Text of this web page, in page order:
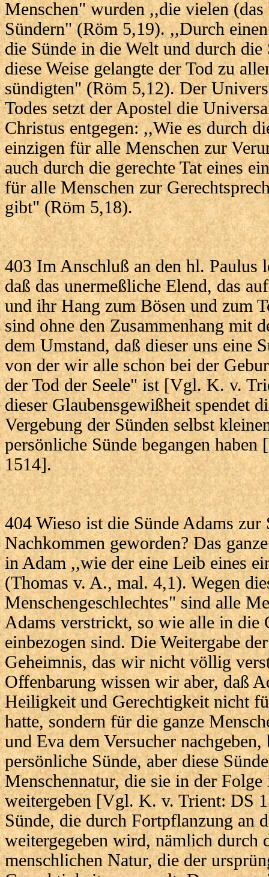
Menschen" wurden ,,die vielen
Sündern" (Röm 5,19). ,,Durch
die Sünde in die Welt und durch die
diese Weise gelangte der Tod zu
sündigten" (Röm 5,12). Der
Todes setzt der Apostel die
Christus entgegen: ,,Wie es durch
einzigen für alle Menschen zur
auch durch die gerechte Tat eines
für alle Menschen zur
gibt" (Röm 5,18).
403 Im Anschluß an den hl. Paulus
daß das unermeßliche Elend, das
und ihr Hang zum Bösen und zum
sind ohne den Zusammenhang mit
dem Umstand, daß dieser uns eine
von der wir alle schon bei der
der Tod der Seele" ist [Vgl. K. v.
dieser Glaubensgewißheit spendet
Vergebung der Sünden selbst
persönliche Sünde begangen
1514].
404 Wieso ist die Sünde Adams zur
Nachkommen geworden? Das
in Adam ,,wie der eine Leib eines
(Thomas v. A., mal. 4,1). Wegen
Menschengeschlechtes" sind alle
Adams verstrickt, so wie alle in die
einbezogen sind. Die Weitergabe
Geheimnis, das wir nicht völlig
Offenbarung wissen wir aber, daß
Heiligkeit und Gerechtigkeit nicht
hatte, sondern für die ganze
und Eva dem Versucher nachgeben,
persönliche Sünde, aber diese
Menschennatur, die sie in der
weitergeben [Vgl. K. v. Trient: DS
Sünde, die durch Fortpflanzung an
weitergegeben wird, nämlich durch
menschlichen Natur, die der